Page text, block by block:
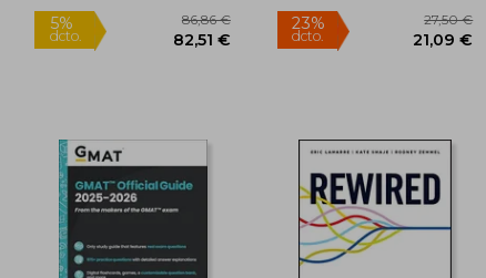
5%
dcto. 82,51 €
Calling (Jeb Blount)
(en Inglés)
23%
dcto.